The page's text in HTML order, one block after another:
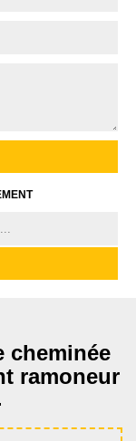
cheminée
ramoneur